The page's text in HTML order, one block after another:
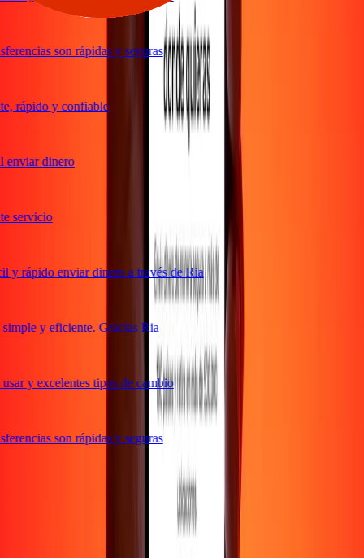
son rápidas y seguras
rápido y confiable
dinero
servicio
rápido enviar dinero a través de Ria
y eficiente. Gracias Ria
y excelentes tipos de cambio
son rápidas y seguras